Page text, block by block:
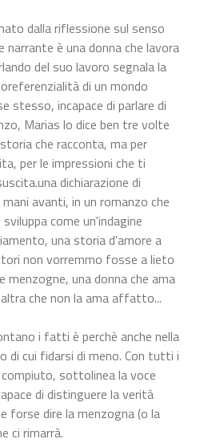
dalla riflessione sul senso
è una donna che lavora
del suo lavoro segnala la
di un mondo
stesso, incapace di parlare di
Marias lo dice ben tre volte
che racconta, ma per
per le impressioni che ti
dichiarazione di
avanti, in un romanzo che
come un'indagine
una storia d'amore a
non vorremmo fosse a lieto
menzogne, una donna che ama
che non la ama affatto...
i fatti è perchè anche nella
di cui fidarsi di meno. Con tutti i
sottolinea la voce
di distinguere la verità
forse dire la menzogna (o la
ci rimarrà.